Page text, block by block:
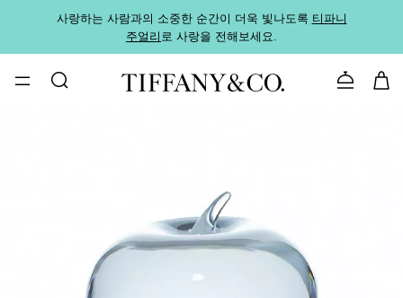
사랑하는 사람과의 소중한 순간이 더욱 빛나도록 티파니
주얼리로 사랑을 전해보세요.
문의하기